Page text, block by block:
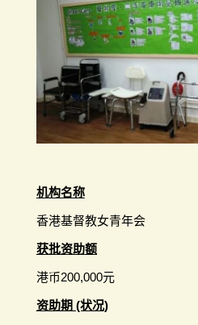
机构名称
香港基督教女青年会
获批资助额
港币200,000元
资助期 (状况)